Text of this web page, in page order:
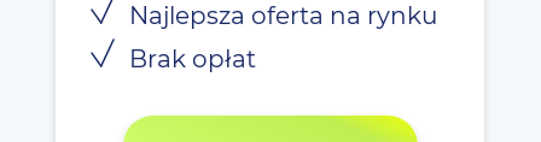
Najlepsza oferta na rynku
Brak opłat